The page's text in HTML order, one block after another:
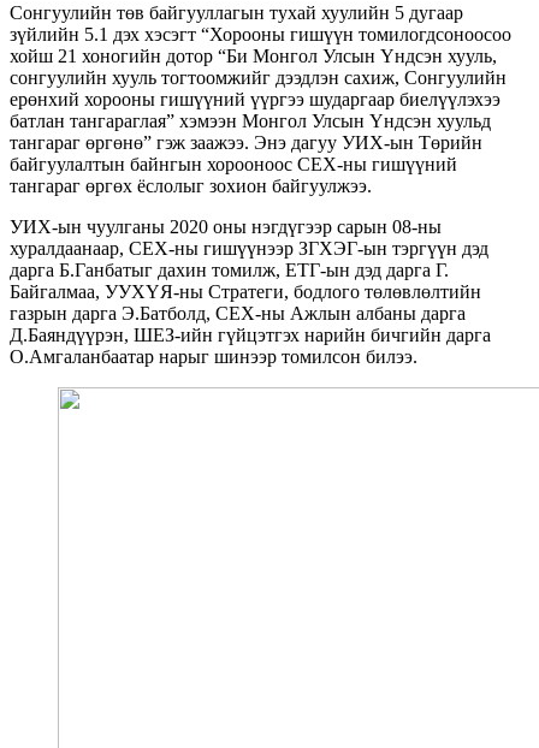
Сонгуулийн төв байгууллагын тухай хуулийн 5 дугаар
зүйлийн 5.1 дэх хэсэгт “Хорооны гишүүн томилогдсоноосоо
хойш 21 хоногийн дотор “Би Монгол Улсын Үндсэн хууль,
сонгуулийн хууль тогтоомжийг дээдлэн сахиж, Сонгуулийн
ерөнхий хорооны гишүүний үүргээ шударгаар биелүүлэхээ
батлан тангараглая” хэмээн Монгол Улсын Үндсэн хуульд
тангараг өргөнө” гэж заажээ. Энэ дагуу УИХ-ын Төрийн
байгуулалтын байнгын хорооноос СЕХ-ны гишүүний
тангараг өргөх ёслолыг зохион байгуулжээ.
УИХ-ын чуулганы 2020 оны нэгдүгээр сарын 08-ны
хуралдаанаар, СЕХ-ны гишүүнээр ЗГХЭГ-ын тэргүүн дэд
дарга Б.Ганбатыг дахин томилж, ЕТГ-ын дэд дарга Г.
Байгалмаа, УУХҮЯ-ны Стратеги, бодлого төлөвлөлтийн
газрын дарга Э.Батболд, СЕХ-ны Ажлын албаны дарга
Д.Баяндүүрэн, ШЕЗ-ийн гүйцэтгэх нарийн бичгийн дарга
О.Амгаланбаатар нарыг шинээр томилсон билээ.